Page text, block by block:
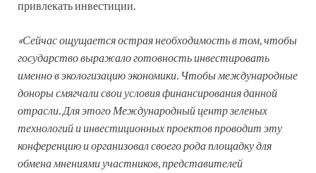
привлекать инвестиции.
«Сейчас ощущается острая необходимость в том, чтобы
государство выражало готовность инвестировать
именно в экологизацию экономики. Чтобы международные
доноры смягчали свои условия финансирования данной
отрасли. Для этого Международный центр зеленых
технологий и инвестиционных проектов проводит эту
конференцию и организовал своего рода площадку для
обмена мнениями участников, представителей